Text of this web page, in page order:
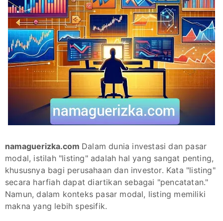
namaguerizka.com Dalam dunia investasi dan pasar
modal, istilah "listing" adalah hal yang sangat penting,
khususnya bagi perusahaan dan investor. Kata "listing"
secara harfiah dapat diartikan sebagai "pencatatan."
Namun, dalam konteks pasar modal, listing memiliki
makna yang lebih spesifik.